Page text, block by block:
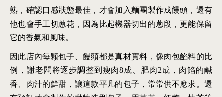
熟，確認口感狀態最佳，才會加入麵團製作成饅頭，還有
他也會手工切蔥花，因為比起機器切出的蔥段，更能保留
它的香氣和風味。
因此店內每顆包子、饅頭都是真材實料，像肉包餡料的比
例，謝老闆將逐步調整到瘦肉8成、肥肉2成，肉餡的鹹
香、肉汁的鮮甜，讓這款平凡的包子，常常供不應求。還